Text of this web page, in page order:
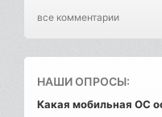
все комментарии
НАШИ ОПРОСЫ:
Какая мобильная ОС